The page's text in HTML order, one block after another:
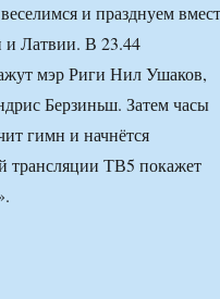
и празднуем
и Латвии. В 23.44
мэр Риги Нил Ушаков,
Берзиньш. Затем часы
гимн и начнётся
трансляции ТВ5 покажет